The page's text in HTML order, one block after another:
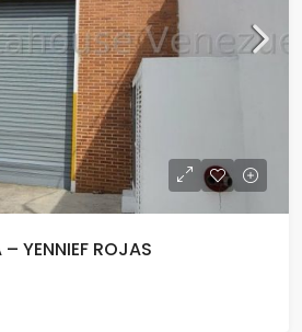
YENNIEF ROJAS